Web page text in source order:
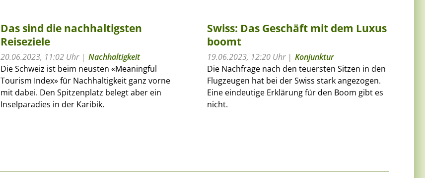
Das sind die nachhaltigsten
Reiseziele
20.06.2023, 11:02 Uhr
Nachhaltigkeit
Die Schweiz ist beim neusten «Meaningful
Tourism Index» für Nachhaltigkeit ganz vorne
mit dabei. Den Spitzenplatz belegt aber ein
Inselparadies in der Karibik.
Swiss: Das Geschäft mit dem Luxus
boomt
19.06.2023, 12:20 Uhr
Konjunktur
Die Nachfrage nach den teuersten Sitzen in den
Flugzeugen hat bei der Swiss stark angezogen.
Eine eindeutige Erklärung für den Boom gibt es
nicht.